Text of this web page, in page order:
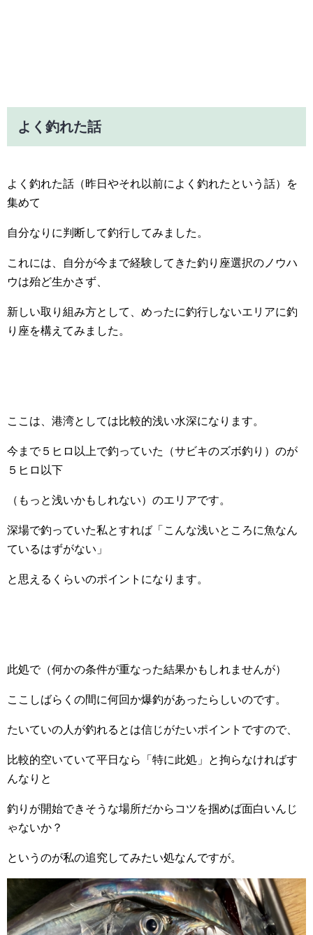
よく釣れた話
よく釣れた話（昨日やそれ以前によく釣れたという話）を
集めて
自分なりに判断して釣行してみました。
これには、自分が今まで経験してきた釣り座選択のノウハ
ウは殆ど生かさず、
新しい取り組み方として、めったに釣行しないエリアに釣
り座を構えてみました。
ここは、港湾としては比較的浅い水深になります。
今まで５ヒロ以上で釣っていた（サビキのズボ釣り）のが
５ヒロ以下
（もっと浅いかもしれない）のエリアです。
深場で釣っていた私とすれば「こんな浅いところに魚なん
ているはずがない」
と思えるくらいのポイントになります。
此処で（何かの条件が重なった結果かもしれませんが）
ここしばらくの間に何回か爆釣があったらしいのです。
たいていの人が釣れるとは信じがたいポイントですので、
比較的空いていて平日なら「特に此処」と拘らなければす
んなりと
釣りが開始できそうな場所だからコツを掴めば面白いんじ
ゃないか？
というのが私の追究してみたい処なんですが。